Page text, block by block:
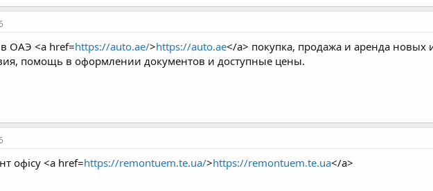
ОАЭ <a href=https://auto.ae/>https://auto.ae</a> покупка, продажа и аренда
помощь в оформлении документов и доступные цены.
офісу <a href=https://remontuem.te.ua/>https://remontuem.te.ua</a>